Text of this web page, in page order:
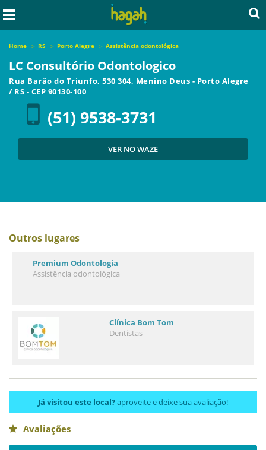
Home RS Porto Alegre Assistência odontológica
LC Consultório Odontologico
Rua Barão do Triunfo, 530 304, Menino Deus - Porto Alegre
/ RS - CEP 90130-100
(51) 9538-3731
VER NO WAZE
Outros lugares
Premium Odontologia
Assistência odontológica
Clínica Bom Tom
Dentistas
Já visitou este local?aproveite e deixe sua avaliação!
Avaliações